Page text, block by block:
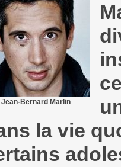
Jean-Bernard Marlin
la vie